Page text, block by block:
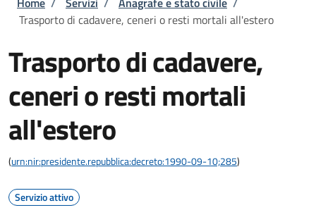
Trasporto di cadavere, ceneri o resti mortali all'estero
Trasporto di cadavere,
ceneri o resti mortali
all'estero
(urn:nir:presidente.repubblica:decreto:1990-09-10;285)
Servizio attivo